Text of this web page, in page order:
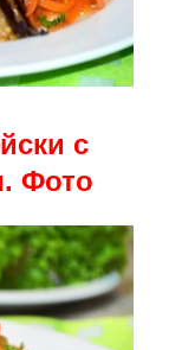
с
Фото